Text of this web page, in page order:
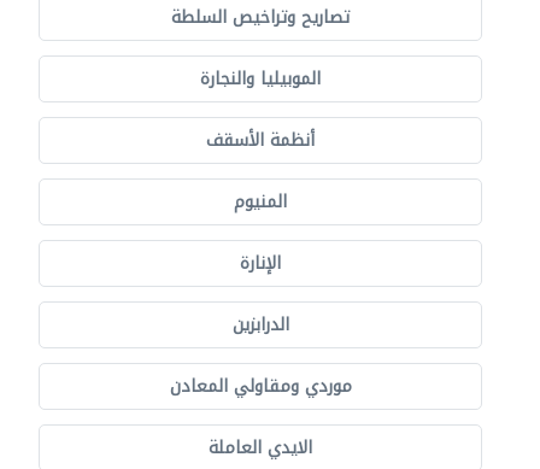
تصاريح وتراخيص السلطة
الموبيليا والنجارة
أنظمة الأسقف
المنيوم
الإنارة
الدرابزين
موردي ومقاولي المعادن
الايدي العاملة